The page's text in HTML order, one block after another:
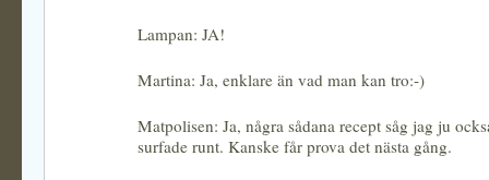
Lampan: JA!
Martina: Ja, enklare än vad man kan tro:-)
Matpolisen: Ja, några sådana recept såg jag ju
surfade runt. Kanske får prova det nästa gång.